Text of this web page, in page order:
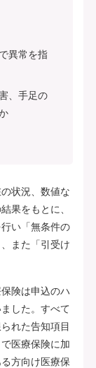
異常を指
、手足の
状況、数値な
果をもとに、
い「無条件の
また「引受け
険は申込のハ
した。すべて
れた告知項目
医療保険に加
方向け医療保